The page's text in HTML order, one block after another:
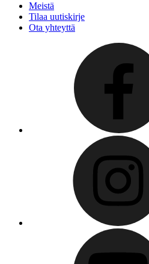
Meistä
Tilaa uutiskirje
Ota yhteyttä